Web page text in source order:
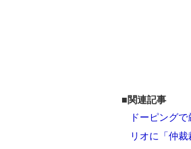
■関連記事
ドーピング
リオに「仲